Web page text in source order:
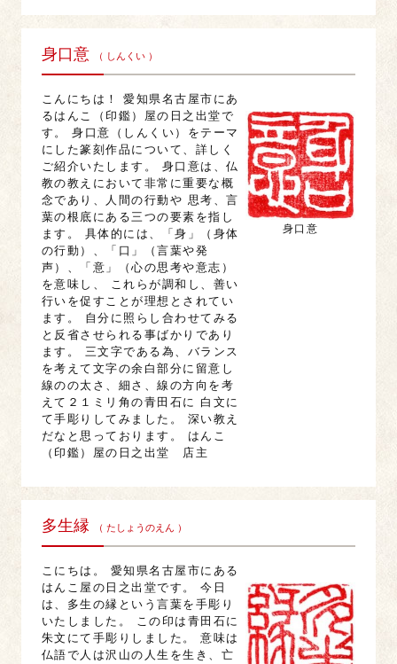
身口意 （ しんくい ）
身口意
こんにちは！ 愛知県名古屋市にあ
るはんこ（印鑑）屋の日之出堂で
す。 身口意（しんくい）をテーマ
にした篆刻作品について、詳しく
ご紹介いたします。 身口意は、仏
教の教えにおいて非常に重要な概
念であり、人間の行動や 思考、言
葉の根底にある三つの要素を指し
ます。 具体的には、「身」（身体
の行動）、「口」（言葉や発
声）、「意」（心の思考や意志）
を意味し、 これらが調和し、善い
行いを促すことが理想とされてい
ます。 自分に照らし合わせてみる
と反省させられる事ばかりであり
ます。 三文字である為、バランス
を考えて文字の余白部分に留意し
線のの太さ、細さ、線の方向を考
えて２１ミリ角の青田石に 白文に
て手彫りしてみました。 深い教え
だなと思っております。 はんこ
（印鑑）屋の日之出堂 店主
多生縁 （ たしょうのえん ）
こにちは。 愛知県名古屋市にある
はんこ屋の日之出堂です。 今日
は、多生の縁という言葉を手彫り
いたしました。 この印は青田石に
朱文にて手彫りしました。 意味は
仏語で人は沢山の人生を生き、亡